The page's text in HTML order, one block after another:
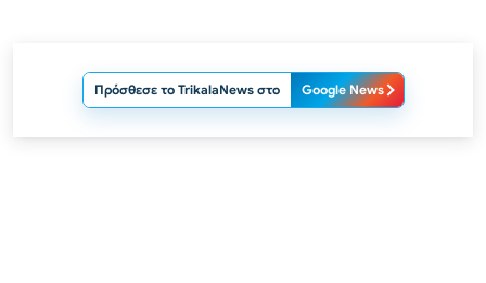
Πρόσθεσε το TrikalaNews στο Google News